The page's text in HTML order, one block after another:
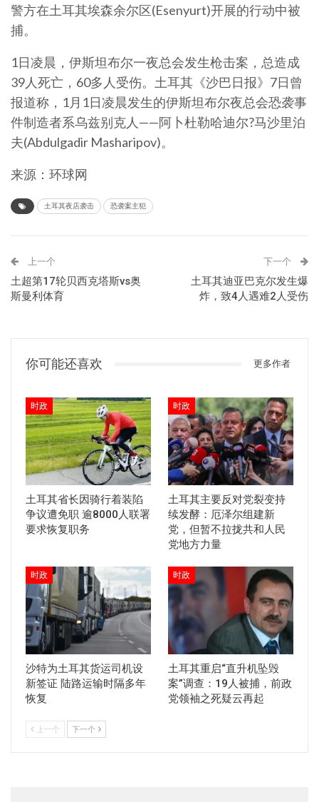
警方在土耳其埃森余尔区(Esenyurt)开展的行动中被
捕。
1日凌晨，伊斯坦布尔一夜总会发生枪击案，总造成
39人死亡，60多人受伤。土耳其《沙巴日报》7日曾
报道称，1月1日凌晨发生的伊斯坦布尔夜总会恐袭事
件制造者系乌兹别克人——阿卜杜勒哈迪尔?马沙里泊
夫(Abdulgadir Masharipov)。
来源：环球网
土耳其夜店袭击 恐袭案主犯
上一个
土超第17轮贝西克塔斯vs奥
斯曼利体育
下一个
土耳其迪亚巴克尔发生爆
炸，致4人遇难2人受伤
你可能还喜欢 更多作者
时政
土耳其省长因骑行着装陷
争议遭免职 逾8000人联署
要求恢复职务
时政
土耳其主要反对党裂变持
续发酵：厄泽尔组建新
党，但暂不拉拢共和人民
党地方力量
时政
沙特为土耳其货运司机设
新签证 陆路运输时隔多年
恢复
时政
土耳其重启“直升机坠毁
案”调查：19人被捕，前政
党领袖之死疑云再起
上一个 下一个